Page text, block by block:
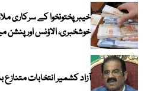
خیبرپختونخوا کے سرکاری
خوشخبری، الاؤنس اور پنشن
آزاد کشمیر انتخابات